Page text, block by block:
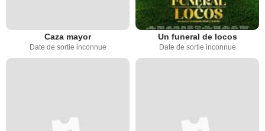
Caza mayor
Date de sortie inconnue
Un funeral de locos
Date de sortie inconnue